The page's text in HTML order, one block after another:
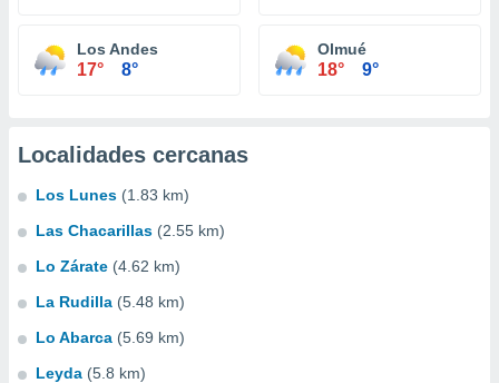
Los Andes
17° 8°
Olmué
18° 9°
Localidades cercanas
Los Lunes (1.83 km)
Las Chacarillas (2.55 km)
Lo Zárate (4.62 km)
La Rudilla (5.48 km)
Lo Abarca (5.69 km)
Leyda (5.8 km)